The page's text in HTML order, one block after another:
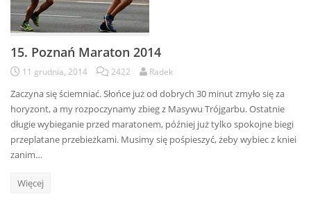
15. Poznań Maraton 2014
11 grudnia, 2014 2422 Radek
Zaczyna się ściemniać. Słońce już od dobrych 30 minut zmyło się za
horyzont, a my rozpoczynamy zbieg z Masywu Trójgarbu. Ostatnie
długie wybieganie przed maratonem, później już tylko spokojne biegi
przeplatane przebieżkami. Musimy się pośpieszyć, żeby wybiec z kniei
zanim…
Więcej